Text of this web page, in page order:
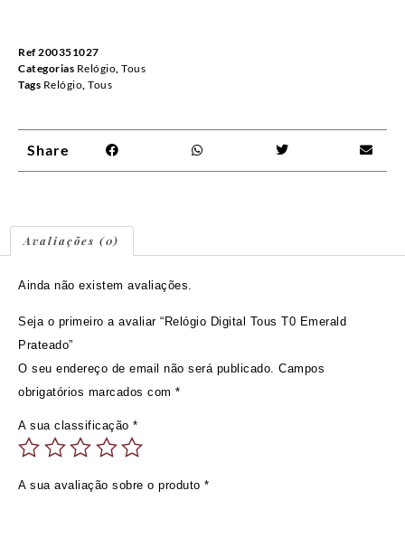
Ref200351027
Categorias Relógio Tous
Tags Relógio Tous
Share
Avaliações (0)
Ainda não existem avaliações.
Seja o primeiro a avaliar “Relógio Digital Tous T0 Emerald
Prateado”
O seu endereço de email não será publicado. Campos
obrigatórios marcados com *
A sua classificação *
A sua avaliação sobre o produto *